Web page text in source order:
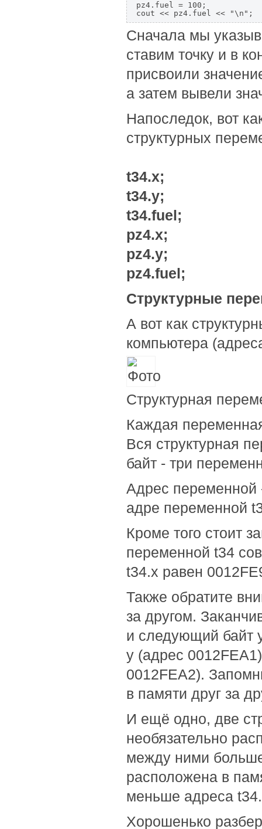
pz4.fuel = 100;
cout << pz4.fuel << "\n";
Сначала мы
ставим точку и в
присвоили
а затем вывели
Напоследок, вот
структурных
t34.x;
t34.y;
t34.fuel;
pz4.x;
pz4.y;
pz4.fuel;
Структурные
А вот как
компьютера
Структурная
Каждая
Вся структурная
байт - три
Адрес
адре переменной
Кроме того стоит
переменной t34
t34.x равен
Также обратите
за другом.
и следующий байт
y (адрес
0012FEA2).
в памяти друг за
И ещё одно, две
необязательно
между ними
расположена в
меньше адреса t34.
Хорошенько